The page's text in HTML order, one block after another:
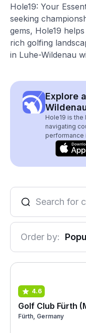
Hole19: Your
seeking
gems, Hole19
rich golfing
in Luhe-Wildenau
Explore
Hole19 is
navigating
performance
Order by:
4.6
Golf Club Fürth
Fürth, Germany